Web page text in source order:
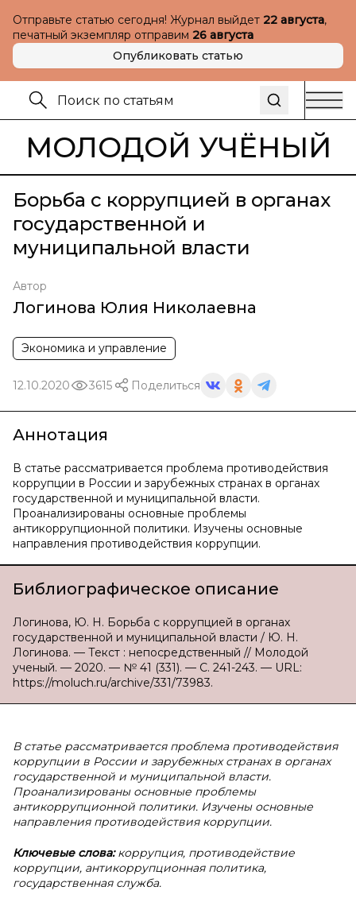
Отправьте статью сегодня! Журнал выйдет 22 августа,
печатный экземпляр отправим 26 августа
Опубликовать статью
МОЛОДОЙ УЧЁНЫЙ
Борьба с коррупцией в органах
государственной и
муниципальной власти
Автор
Логинова Юлия Николаевна
Экономика и управление
12.10.2020 3615 Поделиться
Аннотация
В статье рассматривается проблема противодействия
коррупции в России и зарубежных странах в органах
государственной и муниципальной власти.
Проанализированы основные проблемы
антикоррупционной политики. Изучены основные
направления противодействия коррупции.
Библиографическое описание
Логинова, Ю. Н. Борьба с коррупцией в органах
государственной и муниципальной власти / Ю. Н.
Логинова. — Текст : непосредственный // Молодой
ученый. — 2020. — № 41 (331). — С. 241-243. — URL:
https://moluch.ru/archive/331/73983.
В статье рассматривается проблема противодействия
коррупции в России и зарубежных странах в органах
государственной и муниципальной власти.
Проанализированы основные проблемы
антикоррупционной политики. Изучены основные
направления противодействия коррупции.
Ключевые слова:коррупция, противодействие
коррупции, антикоррупционная политика,
государственная служба.